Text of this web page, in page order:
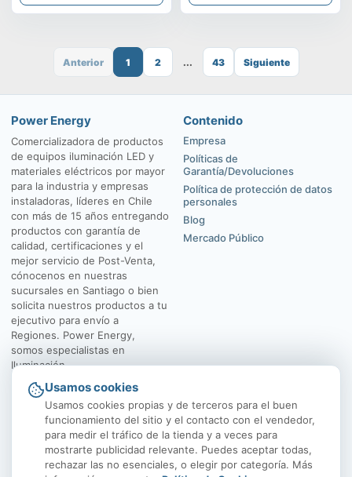
Anterior 1 2 ... 43 Siguiente
Power Energy
Comercializadora de productos
de equipos iluminación LED y
materiales eléctricos por mayor
para la industria y empresas
instaladoras, líderes en Chile
con más de 15 años entregando
productos con garantía de
calidad, certificaciones y el
mejor servicio de Post-Venta,
cónocenos en nuestras
sucursales en Santiago o bien
solicita nuestros productos a tu
ejecutivo para envío a
Regiones. Power Energy,
somos especialistas en
Iluminación.
Contenido
Empresa
Políticas de
Garantía/Devoluciones
Política de protección de datos
personales
Blog
Mercado Público
El Rosal 4547, Huechuraba
Usamos cookies
Usamos cookies propias y de terceros para el buen
funcionamiento del sitio y el contacto con el vendedor,
para medir el tráfico de la tienda y a veces para
mostrarte publicidad relevante. Puedes aceptar todas,
rechazar las no esenciales, o elegir por categoría. Más